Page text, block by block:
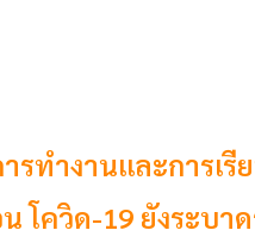
ทำงานและการเรี
โควิด-19 ยังระบา